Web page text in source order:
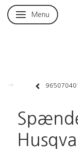
Skifte navigation
Menu
965070401